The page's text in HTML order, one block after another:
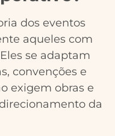
dos eventos
aqueles com
se adaptam
convenções e
exigem obras e
da